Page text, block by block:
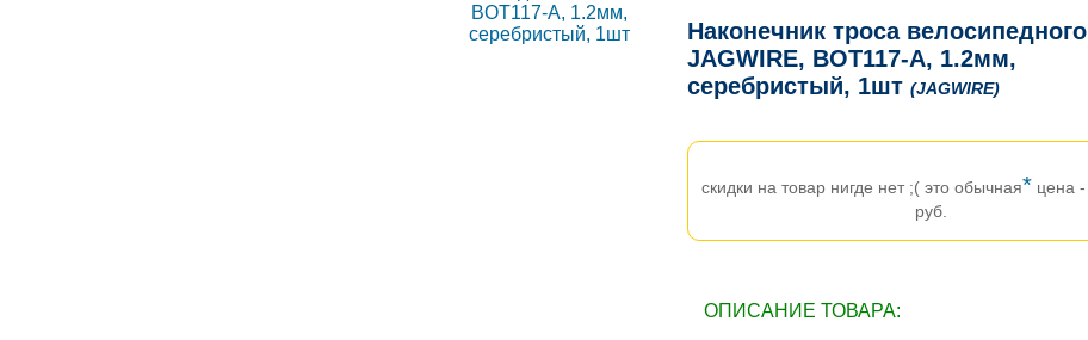
Наконечник троса велосипедного
JAGWIRE, BOT117-A, 1.2мм,
серебристый, 1шт (JAGWIRE)
скидки на товар нигде нет ;( это обычная*цена -
руб.
ОПИСАНИЕ ТОВАРА: